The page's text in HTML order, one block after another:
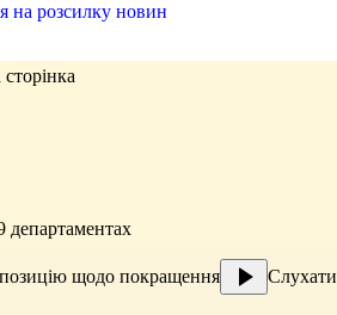
на розсилку новин
департаментах
щодо покращення Слухати